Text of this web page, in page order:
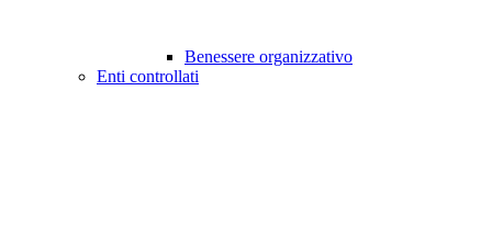
Benessere organizzativo
Enti controllati